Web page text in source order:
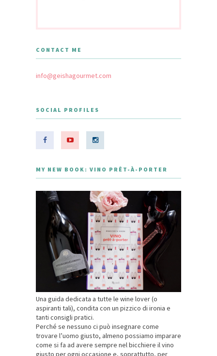
CONTACT ME
info@geishagourmet.com
SOCIAL PROFILES
MY NEW BOOK: VINO PRÊT-À-PORTER
Una guida dedicata a tutte le wine lover (o
aspiranti tali), condita con un pizzico di ironia e
tanti consigli pratici.
Perché se nessuno ci può insegnare come
trovare l’uomo giusto, almeno possiamo imparare
come si fa ad avere sempre nel bicchiere il vino
giusto per ogni occasione e, soprattutto, per